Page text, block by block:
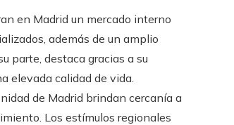
en Madrid un mercado interno
además de un amplio
parte, destaca gracias a su
elevada calidad de vida.
de Madrid brindan cercanía a
Los estímulos regionales